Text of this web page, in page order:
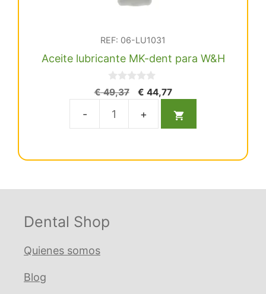
REF: 06-LU1031
Aceite lubricante MK-dent para W&H
0
d
5
€49,37
El
original
€ 44,77El
actual
Aceite
Dental Shop
Quienes somos
Blog